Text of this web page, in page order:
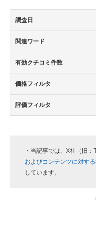
調査日
関連ワード
有効クチコミ件数
価格フィルタ
評価フィルタ
・当記事では、X社（旧：
およびコンテンツに対す
しています。